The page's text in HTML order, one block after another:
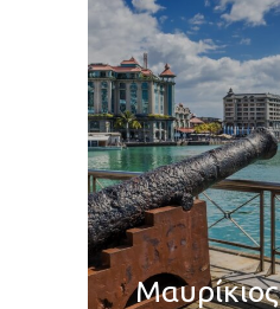
Μαυρίκιος